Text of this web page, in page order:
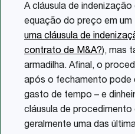
A cláusula de
equação do preço em um
uma cláusula de
contrato de M&A?), mas
armadilha. Afinal, o
após o fechamento pode
gasto de tempo – e
cláusula de procedimento
geralmente uma das